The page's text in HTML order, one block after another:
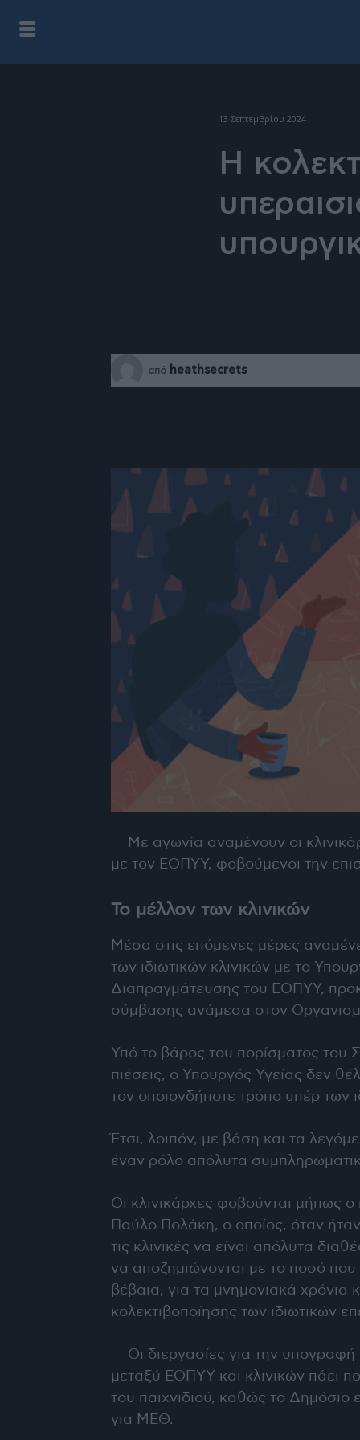
13 Σεπτεμβρίου 2024
H
από heathsecrets
Με αγωνία αναμένουν οι
με τον ΕΟΠΥΥ, φοβούμενοι την
Το μέλλον των κλινικών
Μέσα στις επόμενες μέρες
των ιδιωτικών κλινικών με το
Διαπραγμάτευσης του ΕΟΠΥΥ,
σύμβασης ανάμεσα στον
Υπό το βάρος του πορίσματος του
πιέσεις, ο Υπουργός Υγείας δεν
τον οποιονδήποτε τρόπο υπέρ των
Έτσι, λοιπόν, με βάση και τα
έναν ρόλο απόλυτα
Οι κλινικάρχες φοβούνται μήπως ο
Παύλο Πολάκη, ο οποίος, όταν
τις κλινικές να είναι απόλυτα
να αποζημιώνονται με το ποσό
βέβαια, για τα μνημονιακά χρόνια
κολεκτιβοποίησης των ιδιωτικών
Οι διεργασίες για την
μεταξύ ΕΟΠΥΥ και κλινικών πάει
του παιχνιδιού, καθώς το Δημόσιο
για ΜΕΘ.